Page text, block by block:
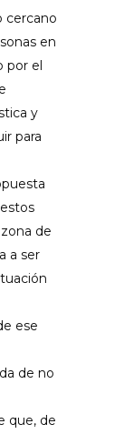
cercano
en
por el
y
para
de
a ser
ese
de no
que, de